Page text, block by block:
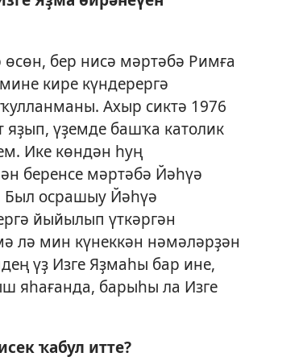
бер нисә мәртәбә Римға
кире күндерергә
Ахыр сиктә 1976
үҙемде башҡа католик
Ике көндән һуң
беренсе мәртәбә Йәһүә
осрашыу Йәһүә
йыйылып үткәргән
лә мин күнеккән нәмәләрҙән
үҙ Изге Яҙмаһы бар ине,
яһағанда, барыһы ла Изге
ҡабул итте?